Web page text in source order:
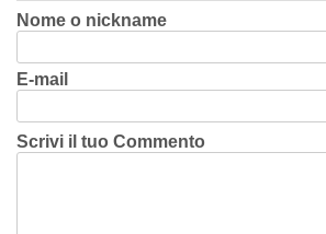
Nome o nickname
E-mail
Scrivi il tuo Commento